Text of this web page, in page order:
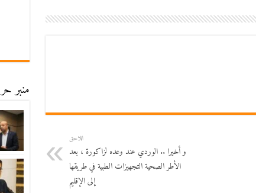
اللاحق
و أخيرا .. الوردي عند وعده لزاكورة ، بعد
الأطر الصحية التجهيزات الطبية في طريقها
إلى الإقليم
منبر حر